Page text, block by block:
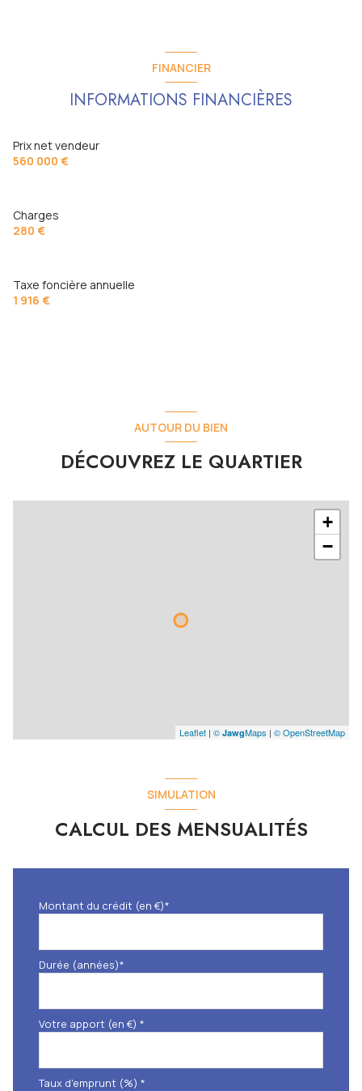
FINANCIER
INFORMATIONS FINANCIÈRES
Prix net vendeur
560 000 €
Charges
280 €
Taxe foncière annuelle
1 916 €
AUTOUR DU BIEN
DÉCOUVREZ LE QUARTIER
+
−
Leaflet | © JawgMaps | © OpenStreetMap
SIMULATION
CALCUL DES MENSUALITÉS
Montant du crédit (en €)*
Durée (années)*
Votre apport (en €) *
Taux d'emprunt (%) *